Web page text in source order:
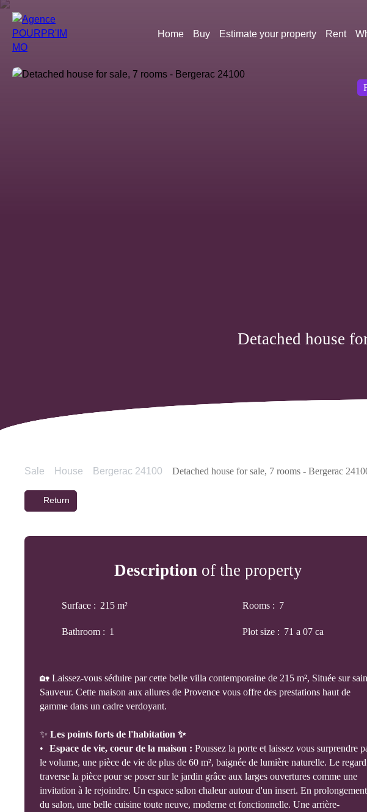
Home Buy Estimate your property Rent
Detached house
Sale House Bergerac 24100 Detached house for sale, 7 rooms - Bergerac
Return
Description of the property
Surface : 215 m² Rooms : 7
Bathroom : 1 Plot size : 71 a 07 ca
🏡 Laissez-vous séduire par cette belle villa contemporaine de 215 m², Située sur
Sauveur. Cette maison aux allures de Provence vous offre des prestations haut de
gamme dans un cadre verdoyant.
✨ Les points forts de l'habitation ✨
Espace de vie, coeur de la maison : Poussez la porte et laissez vous surprendre
le volume, une pièce de vie de plus de 60 m², baignée de lumière naturelle. Le regard
traverse la pièce pour se poser sur le jardin grâce aux larges ouvertures comme une
invitation à le rejoindre. Un espace salon chaleur autour d'un insert. En prolongement
du salon, une belle cuisine toute neuve, moderne et fonctionnelle. Une arrière-